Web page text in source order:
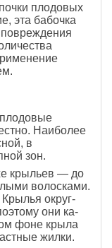
плодовых
эта бабочка
Наиболее
в
зон.
крыльев — до
волосками.
округ­
они ка­
фоне крыла
жилки.